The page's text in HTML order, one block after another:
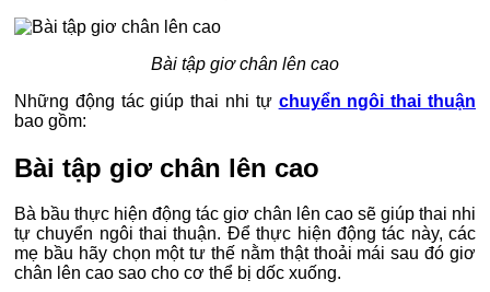
Bài tập giơ chân lên cao
Những động tác giúp thai nhi tự chuyển ngôi thai thuận
bao gồm:
Bài tập giơ chân lên cao
Bà bầu thực hiện động tác giơ chân lên cao sẽ giúp thai nhi
tự chuyển ngôi thai thuận. Để thực hiện động tác này, các
mẹ bầu hãy chọn một tư thế nằm thật thoải mái sau đó giơ
chân lên cao sao cho cơ thể bị dốc xuống.